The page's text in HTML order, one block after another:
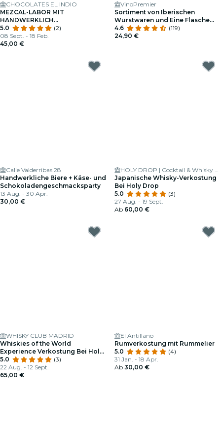
CHOCOLATES EL INDIO
MEZCAL-LABOR MIT
HANDWERKLICH
HERGESTELLTEN PRALINEN
5.0
(2)
08 Sept. - 18 Feb.
45,00 €
VinoPremier
Sortiment von Iberischen
Wurstwaren und Eine Flasche
Wein Für 2 Personen Im
Vinopremier
4.6
(119)
24,90 €
Calle Valderribas 28
Handwerkliche Biere + Käse- und
Schokoladengeschmacksparty
13 Aug. - 30 Apr.
30,00 €
HOLY DROP | Cocktail & Whisky Bar
Japanische Whisky-Verkostung
Bei Holy Drop
5.0
(3)
27 Aug. - 19 Sept.
Ab 60,00 €
WHISKY CLUB MADRID
Whiskies of the World
Experience Verkostung Bei Holy
Drop
5.0
(3)
22 Aug. - 12 Sept.
65,00 €
El Antillano
Rumverkostung mit Rummelier
5.0
(4)
31 Jan. - 18 Apr.
Ab 30,00 €